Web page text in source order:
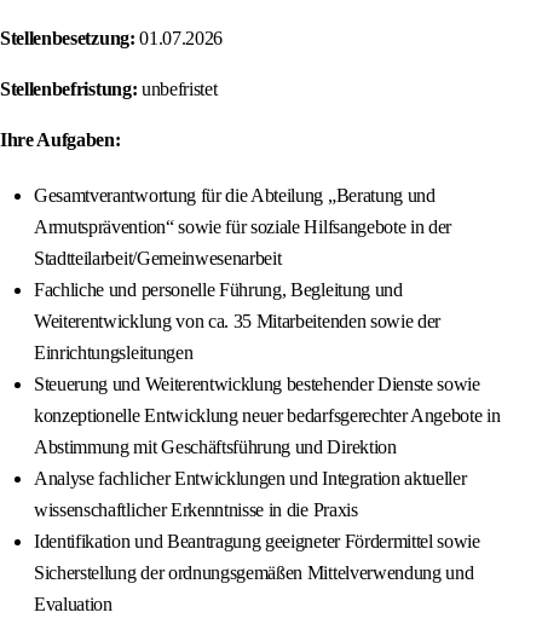
Stellenbesetzung: 01.07.2026
Stellenbefristung: unbefristet
Ihre Aufgaben:
Gesamtverantwortung für die Abteilung „Beratung und
Armutsprävention“ sowie für soziale Hilfsangebote in der
Stadtteilarbeit/Gemeinwesenarbeit
Fachliche und personelle Führung, Begleitung und
Weiterentwicklung von ca. 35 Mitarbeitenden sowie der
Einrichtungsleitungen
Steuerung und Weiterentwicklung bestehender Dienste sowie
konzeptionelle Entwicklung neuer bedarfsgerechter Angebote in
Abstimmung mit Geschäftsführung und Direktion
Analyse fachlicher Entwicklungen und Integration aktueller
wissenschaftlicher Erkenntnisse in die Praxis
Identifikation und Beantragung geeigneter Fördermittel sowie
Sicherstellung der ordnungsgemäßen Mittelverwendung und
Evaluation